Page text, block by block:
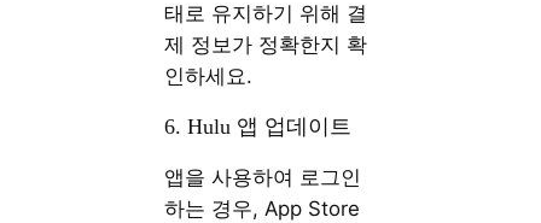
태로 유지하기 위해 결
제 정보가 정확한지 확
인하세요.
6. Hulu 앱 업데이트
앱을 사용하여 로그인
하는 경우, App Store